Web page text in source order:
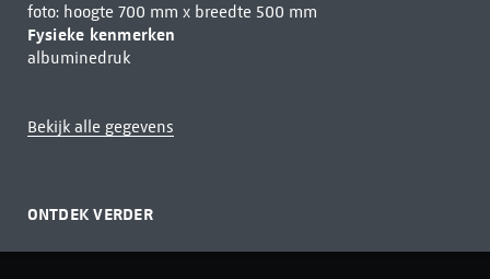
foto: hoogte 700 mm x breedte 500 mm
Fysieke kenmerken
albuminedruk
Bekijk alle gegevens
ONTDEK VERDER